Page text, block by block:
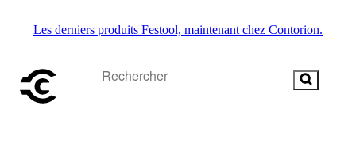
Les derniers produits Festool, maintenant chez Contorion.